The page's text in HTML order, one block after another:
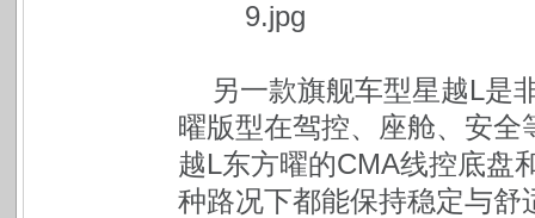
另一款旗舰车型星越L是
曜版型在驾控、座舱、安
越L东方曜的CMA线控底盘
种路况下都能保持稳定与